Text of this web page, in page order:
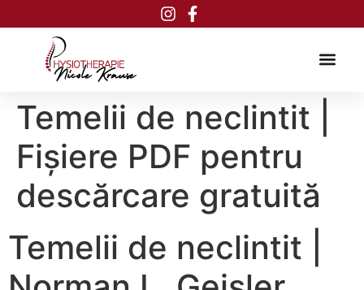
Temelii de neclintit |
Fișiere PDF pentru
descărcare gratuită
Temelii de neclintit |